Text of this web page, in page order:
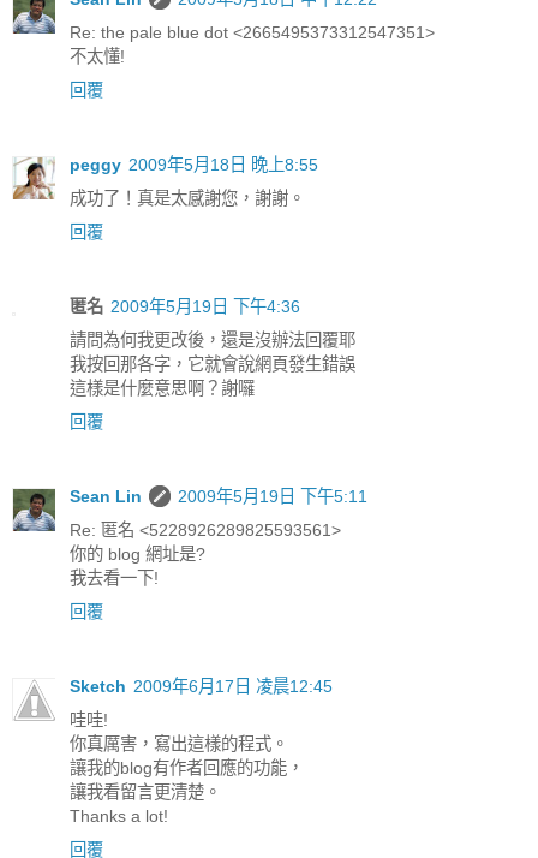
Re: the pale blue dot <2665495373312547351>
不太懂!
回覆
peggy 2009年5月18日 晚上8:55
成功了！真是太感謝您，謝謝。
回覆
匿名 2009年5月19日 下午4:36
請問為何我更改後，還是沒辦法回覆耶
我按回那各字，它就會說網頁發生錯誤
這樣是什麼意思啊？謝囉
回覆
Sean Lin
2009年5月19日 下午5:11
Re: 匿名 <5228926289825593561>
你的 blog 網址是?
我去看一下!
回覆
Sketch 2009年6月17日 凌晨12:45
哇哇!
你真厲害，寫出這樣的程式。
讓我的blog有作者回應的功能，
讓我看留言更清楚。
Thanks a lot!
回覆